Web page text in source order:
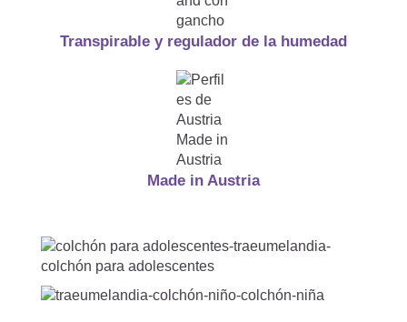
un colchón infantil y juvenil?
¿Cuándo debo girar el colchón
infantil y juvenil del lado
blando al lado de dureza
¿Cuánto tiempo necesita un
Transpirable y regulador de la humedad
Made in Austria